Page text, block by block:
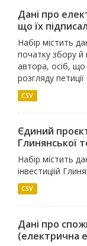
Дані про
що їх
Набір містить
початку збору й
автора, осіб, що
розгляду петиції
CSV
Єдиний
Глинянської
Набір містить
інвестиціій
CSV
Дані про
(електрична